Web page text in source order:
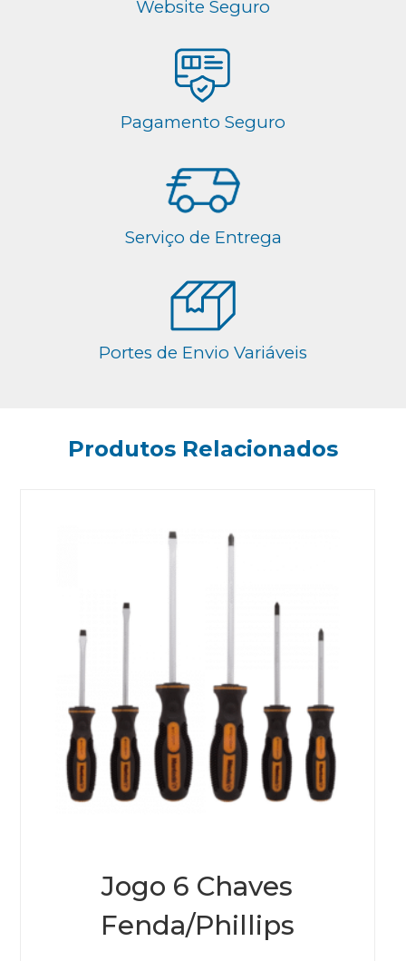
Website Seguro
Pagamento Seguro
Serviço de Entrega
Portes de Envio Variáveis
Produtos Relacionados
Jogo 6 Chaves
Fenda/Phillips